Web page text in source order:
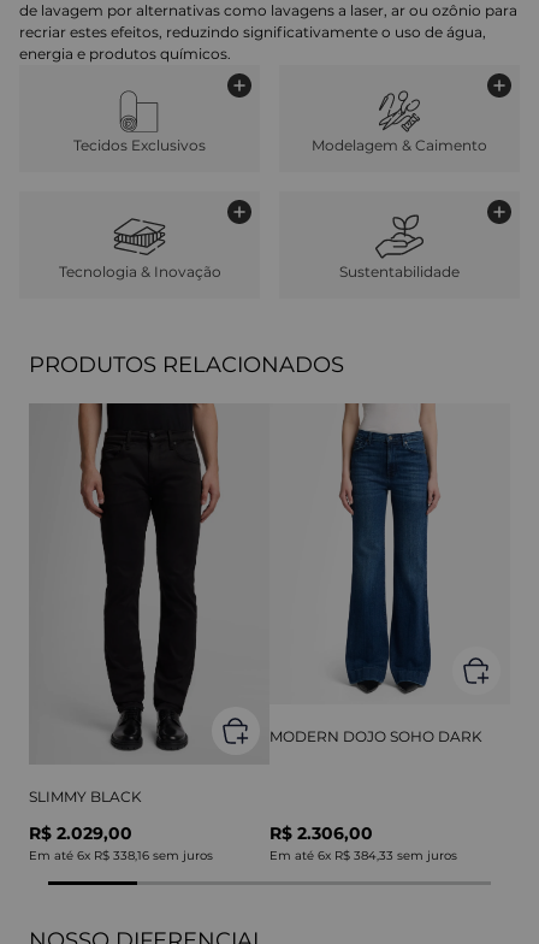
de lavagem por alternativas como lavagens a laser, ar ou ozônio para
recriar estes efeitos, reduzindo significativamente o uso de água,
energia e produtos químicos.
Tecidos Exclusivos Modelagem & Caimento
Tecnologia & Inovação Sustentabilidade
PRODUTOS RELACIONADOS
SLIMMY BLACK
R$ 2.029,00
Em até 6x R$ 338,16 sem juros
MODERN DOJO SOHO DARK
R$ 2.306,00
Em até 6x R$ 384,33 sem juros